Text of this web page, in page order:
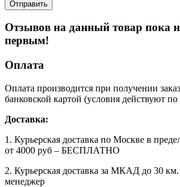
Отзывов на данный товар пока
первым!
Оплата
Оплата производится при получении
банковской картой (условия действуют
Доставка:
1. Курьерская доставка по Москве в
от 4000 руб – БЕСПЛАТНО
2. Курьерская доставка за МКАД до 30 км.
менеджер